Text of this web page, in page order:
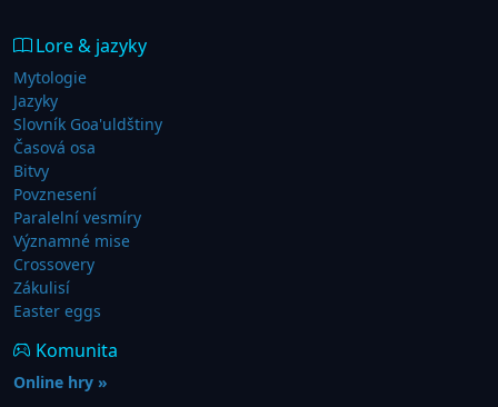
Lore & jazyky
Mytologie
Jazyky
Slovník Goa'uldštiny
Časová osa
Bitvy
Povznesení
Paralelní vesmíry
Významné mise
Crossovery
Zákulisí
Easter eggs
Komunita
Online hry »